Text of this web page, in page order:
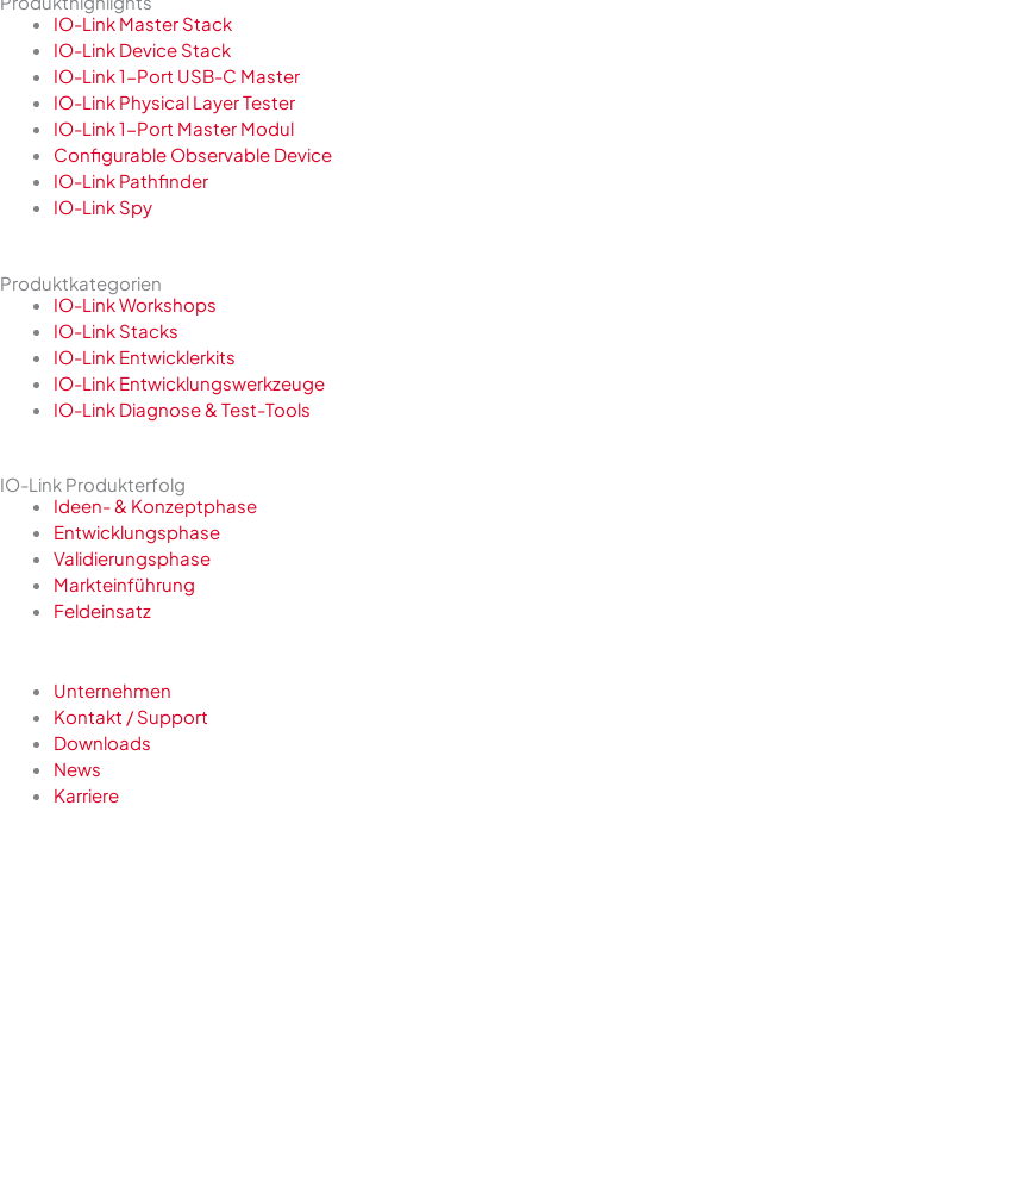
IO-Link Master Stack
IO-Link Device Stack
IO-Link 1-Port USB-C Master
IO-Link Physical Layer Tester
IO-Link 1-Port Master Modul
Configurable Observable Device
IO-Link Pathfinder
IO-Link Spy
Produktkategorien
IO-Link Workshops
IO-Link Stacks
IO-Link Entwicklerkits
IO-Link Entwicklungswerkzeuge
IO-Link Diagnose & Test-Tools
IO-Link Produkterfolg
Ideen- & Konzeptphase
Entwicklungsphase
Validierungsphase
Markteinführung
Feldeinsatz
Unternehmen
Kontakt / Support
Downloads
News
Karriere